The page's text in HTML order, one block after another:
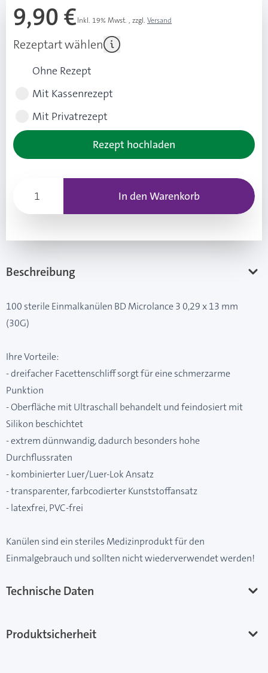
9,90 €Inkl. 19% Mwst. , zzgl. Versand
Rezeptart wählen
Ohne Rezept
Mit Kassenrezept
Mit Privatrezept
Rezept hochladen
In den Warenkorb
Beschreibung
100 sterile Einmalkanülen BD Microlance 3 0,29 x 13 mm
(30G)
Ihre Vorteile:
- dreifacher Facettenschliff sorgt für eine schmerzarme
Punktion
- Oberfläche mit Ultraschall behandelt und feindosiert mit
Silikon beschichtet
- extrem dünnwandig, dadurch besonders hohe
Durchflussraten
- kombinierter Luer/Luer-Lok Ansatz
- transparenter, farbcodierter Kunststoffansatz
- latexfrei, PVC-frei
Kanülen sind ein steriles Medizinprodukt für den
Einmalgebrauch und sollten nicht wiederverwendet werden!
Technische Daten
Produktsicherheit